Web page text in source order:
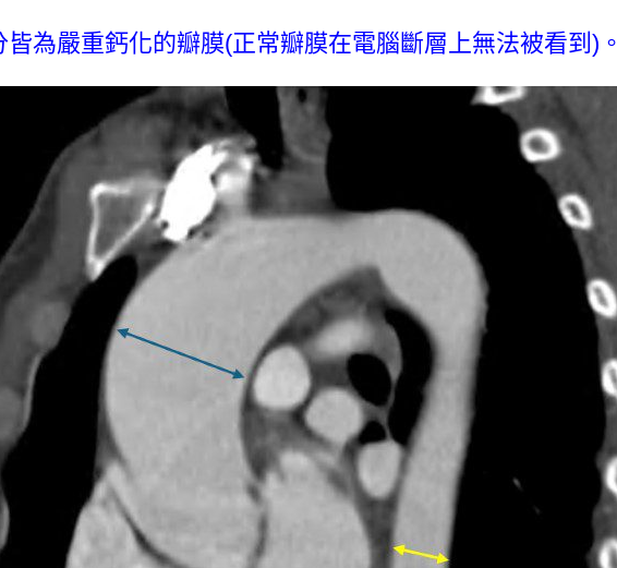
皆為嚴重鈣化的瓣膜(正常瓣膜在電腦斷層上無法被看到)。